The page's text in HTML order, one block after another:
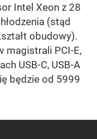
Intel Xeon z 28
(stąd
obudowy).
magistrali PCI-E,
USB-C, USB-A
będzie od 5999